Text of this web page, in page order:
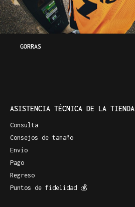
GORRAS
ASISTENCIA TÉCNICA DE LA TIENDA
Consulta
Consejos de tamaño
Envío
Pago
Regreso
Puntos de fidelidad 💰